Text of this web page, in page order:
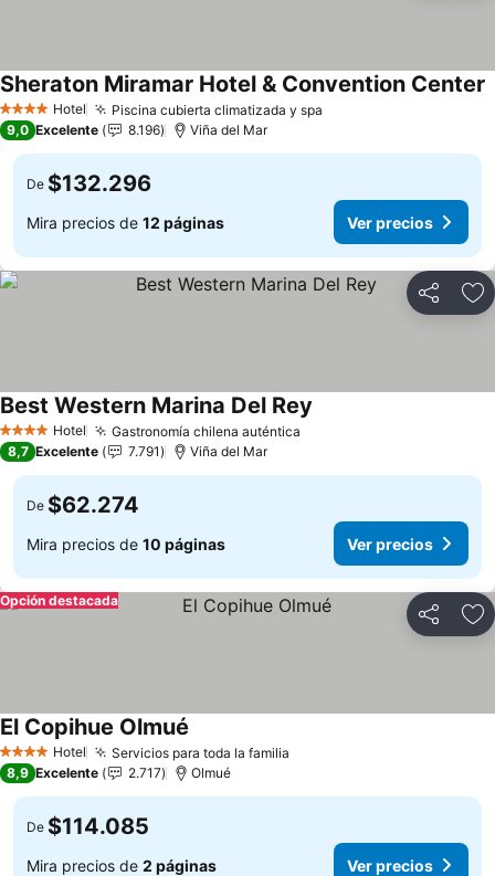
4 EstrellasHotel Piscina cubierta climatizada y spa
Sheraton Miramar Hotel & Convention Center
9,0 Excelente 8.196 Viña del Mar
De $132.296
Mira precios de 12 páginas Ver precios
Compartir
4 EstrellasHotel Gastronomía chilena auténtica
Best Western Marina Del Rey
8,7 Excelente 7.791 Viña del Mar
De $62.274
Mira precios de 10 páginas Ver precios
Compartir
Opción destacada
4 EstrellasHotel Servicios para toda la familia
El Copihue Olmué
8,9 Excelente 2.717 Olmué
De $114.085
Mira precios de 2 páginas Ver precios